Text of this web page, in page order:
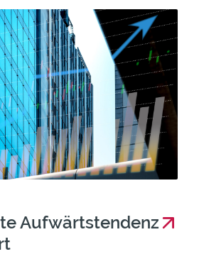
Aufwärtstendenz